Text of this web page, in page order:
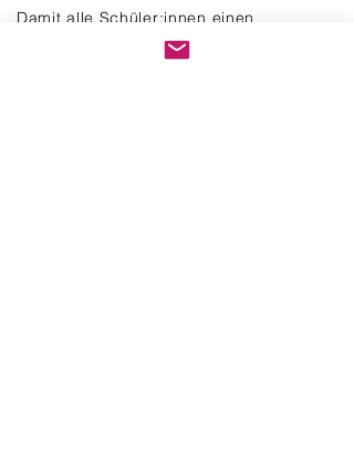
Damit alle Schüler:innen einen
passenden Anschluss in den Beruf